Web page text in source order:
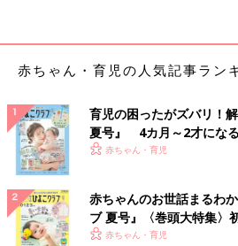
赤ちゃん・育児の人気記事ラン
育児の困ったがズバリ！
夏号』 4カ月～2才にな
いっぱい！
赤ちゃん・育児
赤ちゃんのお世話まるわ
ブ 夏号』〈巻頭大特集〉
く！ おっぱい・ミルクの
赤ちゃん・育児